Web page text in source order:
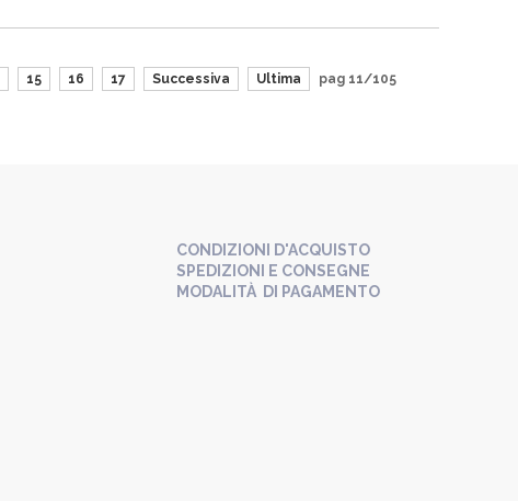
15 16 17 Successiva Ultima pag 11/105
CONDIZIONI D'ACQUISTO
SPEDIZIONI E CONSEGNE
MODALITÀ DI PAGAMENTO